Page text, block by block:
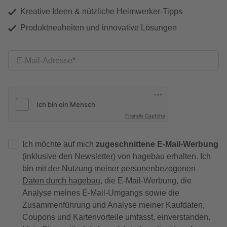
Kreative Ideen & nützliche Heimwerker-Tipps
Produktneuheiten und innovative Lösungen
E-Mail-Adresse
Friendly Captcha
Ich möchte auf mich zugeschnittene E-Mail-Werbung
(inklusive den Newsletter) von hagebau erhalten. Ich
bin mit der Nutzung meiner personenbezogenen
Daten durch hagebau, die E-Mail-Werbung, die
Analyse meines E-Mail-Umgangs sowie die
Zusammenführung und Analyse meiner Kaufdaten,
Coupons und Kartenvorteile umfasst, einverstanden.